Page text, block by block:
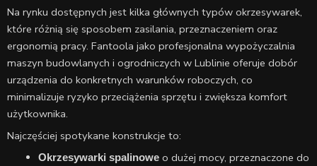
Na rynku dostępnych jest kilka głównych typów okrzesywarek,
które różnią się sposobem zasilania, przeznaczeniem oraz
ergonomią pracy. Fantoola jako profesjonalna wypożyczalnia
maszyn budowlanych i ogrodniczych w Lublinie oferuje dobór
urządzenia do konkretnych warunków roboczych, co
minimalizuje ryzyko przeciążenia sprzętu i zwiększa komfort
użytkownika.
Najczęściej spotykane konstrukcje to:
Okrzesywarki spalinoweo dużej mocy, przeznaczone do